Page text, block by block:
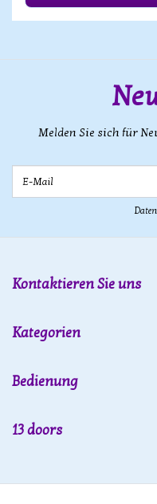
Melden Sie sich für
Kontaktieren Sie uns
Kategorien
Bedienung
13 doors